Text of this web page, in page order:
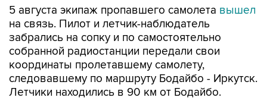
5 августа экипаж пропавшего самолета вышел
на связь. Пилот и летчик-наблюдатель
забрались на сопку и по самостоятельно
собранной радиостанции передали свои
координаты пролетавшему самолету,
следовавшему по маршруту Бодайбо - Иркутск.
Летчики находились в 90 км от Бодайбо.